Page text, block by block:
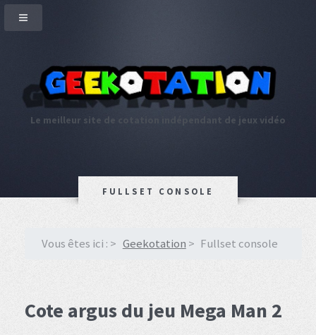
Le meilleur site de cotation indépendant de jeux vidéo
FULLSET CONSOLE
Vous êtes ici : Geekotation Fullset console
Cote argus du jeu Mega Man 2